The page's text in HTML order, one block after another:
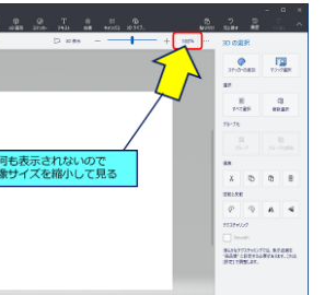
クリックし、「貼り付け」を選択す
の右上にある「貼り付け」でもOK。